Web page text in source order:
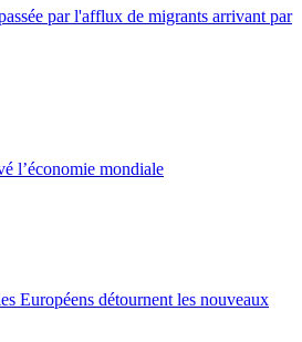
par l'afflux de migrants arrivant par
l’économie mondiale
Européens détournent les nouveaux